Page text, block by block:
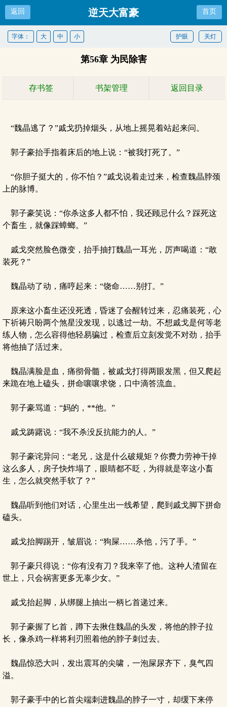
返回 逆天大富豪 首页
关灯
护眼
字体： 大 中 小
第56章 为民除害
存书签 书架管理 返回目录
“魏晶逃了？”戚戈扔掉烟头，从地上摇晃着站起来问。
郭子豪抬手指着床后的地上说：“被我打死了。”
“你胆子挺大的，你不怕？”戚戈说着走过来，检查魏晶脖颈
上的脉博。
郭子豪笑说：“你杀这多人都不怕，我还顾忌什么？踩死这
个畜生，就像踩蟑螂。”
戚戈突然脸色微变，抬手抽打魏晶一耳光，厉声喝道：“敢
装死？”
魏晶动了动，痛哼起来：“饶命……别打。”
原来这小畜生还没死透，昏迷了会醒转过来，忍痛装死，心
下祈祷只盼两个煞星没发现，以逃过一劫。不想戚戈是何等老
练人物，怎么容得他轻易骗过，检查后立刻发觉不对劲，抬手
将他抽了活过来。
魏晶满脸是血，痛彻骨髓，被戚戈打得两眼发黑，但又爬起
来跪在地上磕头，拼命嚷嚷求饶，口中滴答流血。
郭子豪骂道：“妈的，**他。”
戚戈踌躇说：“我不杀没反抗能力的人。”
郭子豪诧异问：“老兄，这是什么破规矩？你费力劳神干掉
这么多人，房子快炸塌了，眼睛都不眨，为得就是宰这小畜
生，怎么就突然手软了？”
魏晶听到他们对话，心里生出一线希望，爬到戚戈脚下拼命
磕头。
戚戈抬脚踢开，皱眉说：“狗屎……杀他，污了手。”
郭子豪只得说：“你有没有刀？我来宰了他。这种人渣留在
世上，只会祸害更多无辜少女。”
戚戈抬起脚，从绑腿上抽出一柄匕首递过来。
郭子豪握了匕首，蹲下去揪住魏晶的头发，将他的脖子拉
长，像杀鸡一样将利刃照着他的脖子刺过去。
魏晶惊恐大叫，发出震耳的尖啸，一泡屎尿齐下，臭气四
溢。
郭子豪手中的匕首尖端刺进魏晶的脖子一寸，却缓下来停